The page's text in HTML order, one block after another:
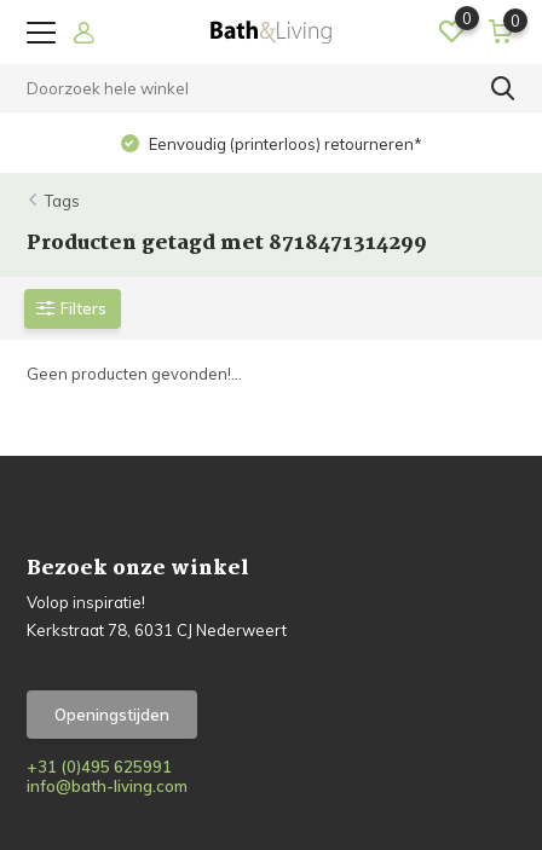
0 0
Eenvoudig (printerloos) retourneren*
Tags
Producten getagd met 8718471314299
Filters
Geen producten gevonden!...
Bezoek onze winkel
Volop inspiratie!
Kerkstraat 78, 6031 CJ Nederweert
Openingstijden
+31 (0)495 625991
info@bath-living.com